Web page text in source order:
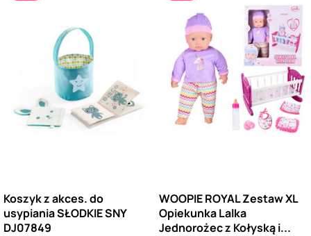
Koszyk z akces. do
usypiania SŁODKIE SNY
DJ07849
WOOPIE ROYAL Zestaw XL
Opiekunka Lalka
Jednorożec z Kołyską i...